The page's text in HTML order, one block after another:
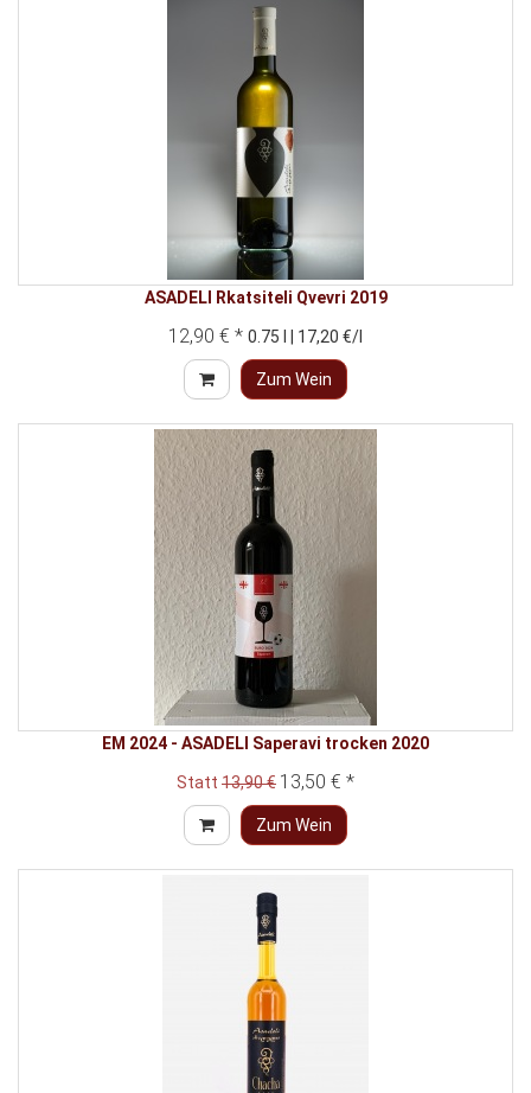
ASADELI Rkatsiteli Qvevri 2019
12,90 € * 0.75 l | 17,20 €/l
Zum Wein
EM 2024 - ASADELI Saperavi trocken 2020
Statt 13,90 € 13,50 € *
Zum Wein